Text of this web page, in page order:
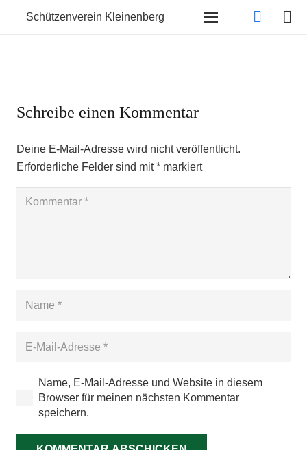
Schützenverein Kleinenberg
Schreibe einen Kommentar
Deine E-Mail-Adresse wird nicht veröffentlicht.
Erforderliche Felder sind mit* markiert
Name, E-Mail-Adresse und Website in diesem
Browser für meinen nächsten Kommentar
speichern.